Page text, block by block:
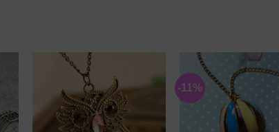
-11%